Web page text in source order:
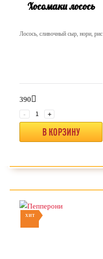
Хосомаки лосось
Лосось, сливочный сыр, нори, рис
390
-
+
В КОРЗИНУ
ХИТ